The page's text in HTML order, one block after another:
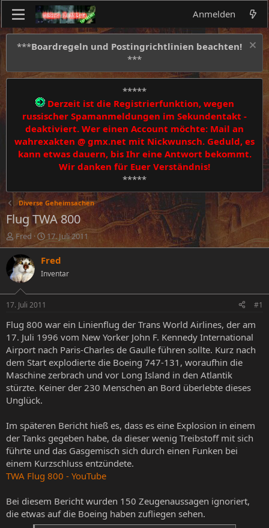
Anmelden
***Boardregeln und Postingrichtlinien beachten!
***
*****
Derzeit ist die Registrierfunktion, wegen
russischer Spamanmeldungen im Sekundentakt -
deaktiviert. Wer einen Account möchte: Mail an
wahrexakten @ gmx.net mit Nickwunsch. Geduld, es
kann etwas dauern, bis Ihr eine Antwort bekommt.
Wir danken für Euer Verständnis!
*****
Diverse Geheimsachen
Flug TWA 800
E
r
s
t
e
l
e
r
Fred
E
r
s
e
a
m
17. Juli 2011
Fred
Inventar
17. Juli 2011 #1
Flug 800 war ein Linienflug der Trans World Airlines, der am
17. Juli 1996 vom New Yorker John F. Kennedy International
Airport nach Paris-Charles de Gaulle führen sollte. Kurz nach
dem Start explodierte die Boeing 747-131, woraufhin die
Maschine zerbrach und vor Long Island in den Atlantik
stürzte. Keiner der 230 Menschen an Bord überlebte dieses
Unglück.
Im späteren Bericht hieß es, dass es eine Explosion in einem
der Tanks gegeben habe, da dieser wenig Treibstoff mit sich
führte und das Gasgemisch sich durch einen Funken bei
einem Kurzschluss entzündete.
‪TWA Flug 800‬‏ - YouTube
Bei diesem Bericht wurden 150 Zeugenaussagen ignoriert,
die etwas auf die Boeing haben zufliegen sehen.